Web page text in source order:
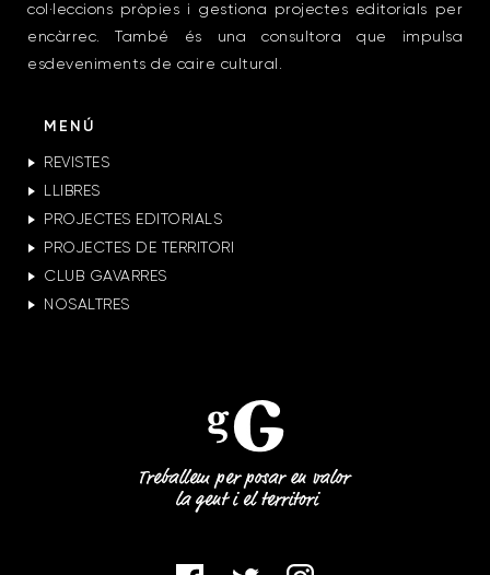
col·leccions pròpies i gestiona projectes editorials per
encàrrec. També és una consultora que impulsa
esdeveniments de caire cultural.
MENÚ
REVISTES
LLIBRES
PROJECTES EDITORIALS
PROJECTES DE TERRITORI
CLUB GAVARRES
NOSALTRES